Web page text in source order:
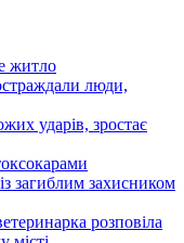
житло
люди,
ударів, зростає
загиблим захисником
розповіла